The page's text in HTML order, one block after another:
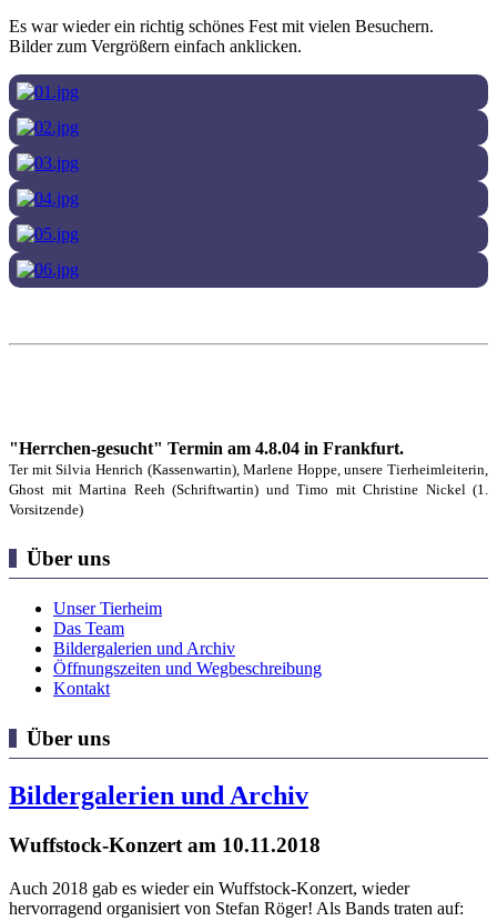
Es war wieder ein richtig schönes Fest mit vielen Besuchern.
Bilder zum Vergrößern einfach anklicken.
"Herrchen-gesucht" Termin am 4.8.04 in Frankfurt.
Ter mit Silvia Henrich (Kassenwartin), Marlene Hoppe, unsere Tierheimleiterin,
Ghost mit Martina Reeh (Schriftwartin) und Timo mit Christine Nickel (1.
Vorsitzende)
Über uns
Unser Tierheim
Das Team
Bildergalerien und Archiv
Öffnungszeiten und Wegbeschreibung
Kontakt
Über uns
Bildergalerien und Archiv
Wuffstock-Konzert am 10.11.2018
Auch 2018 gab es wieder ein Wuffstock-Konzert, wieder
hervorragend organisiert von Stefan Röger! Als Bands traten auf: